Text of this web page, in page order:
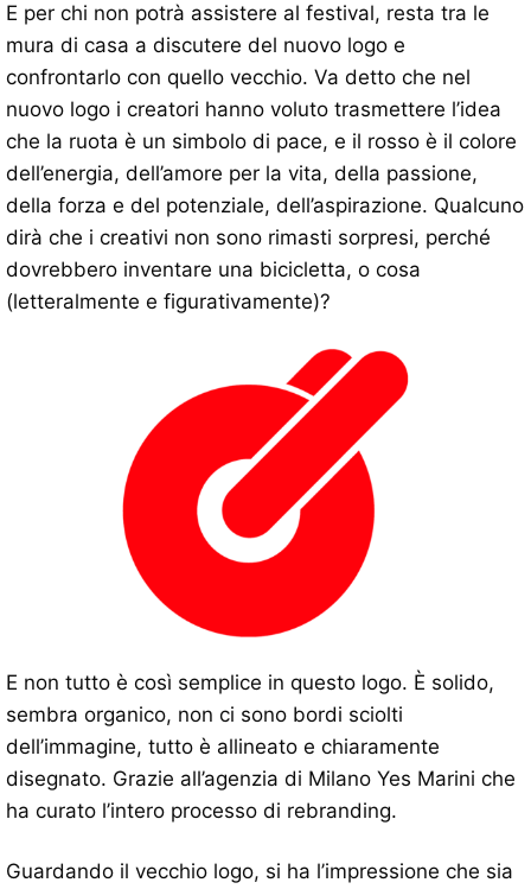
E per chi non potrà assistere al festival, resta tra le
mura di casa a discutere del nuovo logo e
confrontarlo con quello vecchio. Va detto che nel
nuovo logo i creatori hanno voluto trasmettere l’idea
che la ruota è un simbolo di pace, e il rosso è il colore
dell’energia, dell’amore per la vita, della passione,
della forza e del potenziale, dell’aspirazione. Qualcuno
dirà che i creativi non sono rimasti sorpresi, perché
dovrebbero inventare una bicicletta, o cosa
(letteralmente e figurativamente)?
E non tutto è così semplice in questo logo. È solido,
sembra organico, non ci sono bordi sciolti
dell’immagine, tutto è allineato e chiaramente
disegnato. Grazie all’agenzia di Milano Yes Marini che
ha curato l’intero processo di rebranding.
Guardando il vecchio logo, si ha l’impressione che sia